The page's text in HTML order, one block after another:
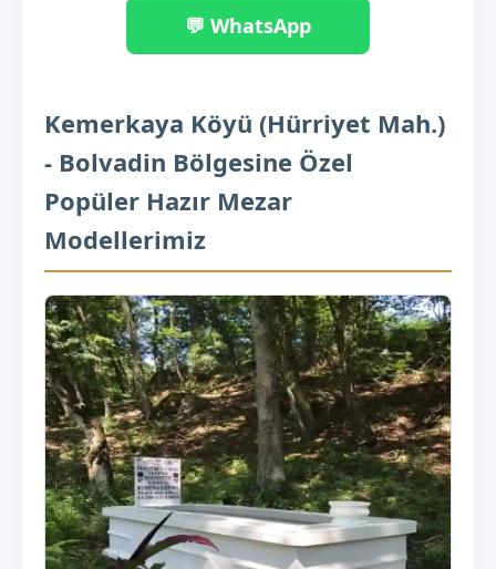
💬 WhatsApp
Kemerkaya Köyü (Hürriyet Mah.)
- Bolvadin Bölgesine Özel
Popüler Hazır Mezar
Modellerimiz